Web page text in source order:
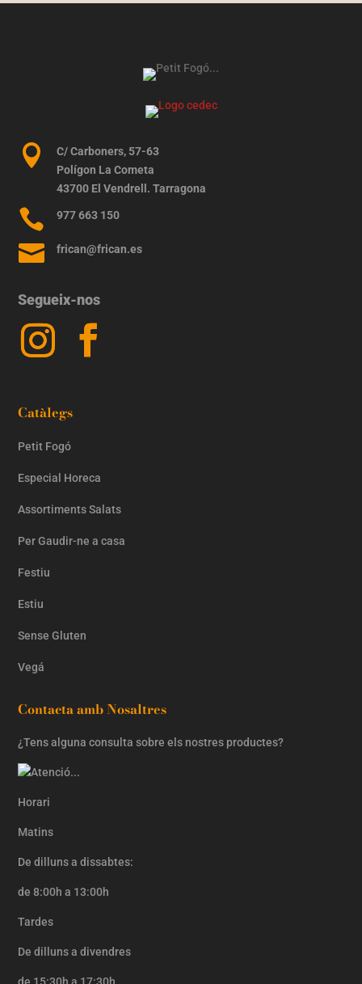

C/ Carboners, 57-63
Polígon La Cometa
43700 El Vendrell. Tarragona
 977 663 150
 frican@frican.es
Segueix-nos
Catàlegs
Petit Fogó
Especial Horeca
Assortiments Salats
Per Gaudir-ne a casa
Festiu
Estiu
Sense Gluten
Vegá
Contacta amb Nosaltres
¿Tens alguna consulta sobre els nostres productes?
Horari
Matins
De dilluns a dissabtes:
de 8:00h a 13:00h
Tardes
De dilluns a divendres
de 15:30h a 17:30h